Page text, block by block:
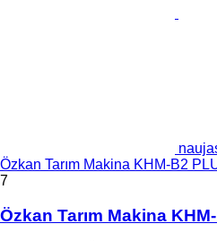
Özkan Tarım Makina KHM-B2
7
Özkan Tarım Makina